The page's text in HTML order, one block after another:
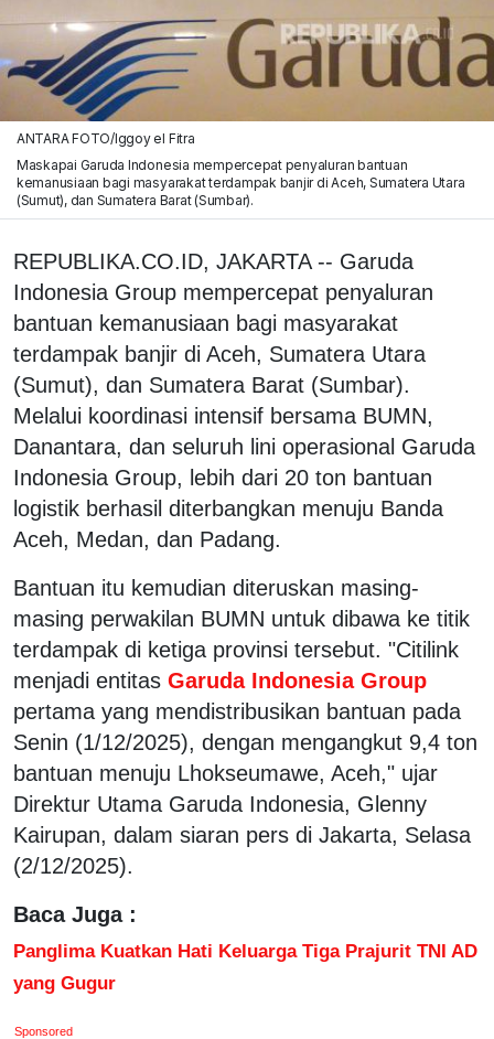
ANTARA FOTO/Iggoy el Fitra
Maskapai Garuda Indonesia mempercepat penyaluran bantuan
kemanusiaan bagi masyarakat terdampak banjir di Aceh, Sumatera Utara
(Sumut), dan Sumatera Barat (Sumbar).
REPUBLIKA.CO.ID, JAKARTA -- Garuda
Indonesia Group mempercepat penyaluran
bantuan kemanusiaan bagi masyarakat
terdampak banjir di Aceh, Sumatera Utara
(Sumut), dan Sumatera Barat (Sumbar).
Melalui koordinasi intensif bersama BUMN,
Danantara, dan seluruh lini operasional Garuda
Indonesia Group, lebih dari 20 ton bantuan
logistik berhasil diterbangkan menuju Banda
Aceh, Medan, dan Padang.
Bantuan itu kemudian diteruskan masing-
masing perwakilan BUMN untuk dibawa ke titik
terdampak di ketiga provinsi tersebut. "Citilink
menjadi entitas Garuda Indonesia Group
pertama yang mendistribusikan bantuan pada
Senin (1/12/2025), dengan mengangkut 9,4 ton
bantuan menuju Lhokseumawe, Aceh," ujar
Direktur Utama Garuda Indonesia, Glenny
Kairupan, dalam siaran pers di Jakarta, Selasa
(2/12/2025).
Baca Juga :
Panglima Kuatkan Hati Keluarga Tiga Prajurit TNI AD
yang Gugur
Sponsored